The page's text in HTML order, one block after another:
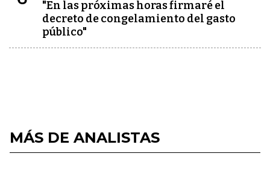
"En las próximas horas firmaré el
decreto de congelamiento del gasto
público"
MÁS DE ANALISTAS